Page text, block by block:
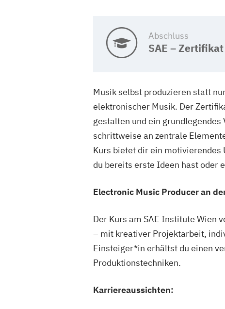
Abschluss
SAE – Zertifikat
Musik selbst produzieren statt
elektronischer Musik. Der
gestalten und ein
schrittweise an zentrale
Kurs bietet dir ein motivierendes
du bereits erste Ideen hast oder
Electronic Music Producer an
Der Kurs am SAE Institute Wien
– mit kreativer Projektarbeit,
Einsteiger*in erhältst du einen
Produktionstechniken.
Karriereaussichten: